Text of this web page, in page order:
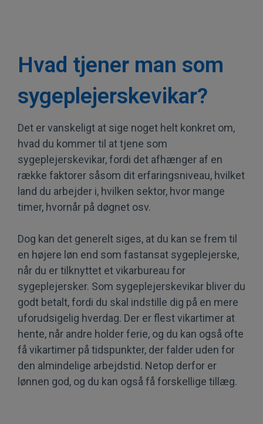
Hvad tjener man som
sygeplejerskevikar?
Det er vanskeligt at sige noget helt konkret om,
hvad du kommer til at tjene som
sygeplejerskevikar, fordi det afhænger af en
række faktorer såsom dit erfaringsniveau, hvilket
land du arbejder i, hvilken sektor, hvor mange
timer, hvornår på døgnet osv.
Dog kan det generelt siges, at du kan se frem til
en højere løn end som fastansat sygeplejerske,
når du er tilknyttet et vikarbureau for
sygeplejersker. Som sygeplejerskevikar bliver du
godt betalt, fordi du skal indstille dig på en mere
uforudsigelig hverdag. Der er flest vikartimer at
hente, når andre holder ferie, og du kan også ofte
få vikartimer på tidspunkter, der falder uden for
den almindelige arbejdstid. Netop derfor er
lønnen god, og du kan også få forskellige tillæg.